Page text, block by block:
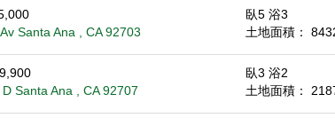
Santa Ana , CA 92703
臥5 浴3
土地面積：
Santa Ana , CA 92707
臥3 浴2
土地面積：